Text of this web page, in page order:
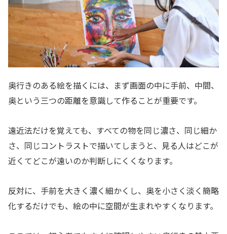
奥行きのある絵を描くには、まず画面の中に手前、中間、
奥という三つの距離を意識して作ることが重要です。
遠近法だけを覚えても、すべての物を同じ濃さ、同じ細か
さ、同じコントラストで描いてしまうと、見る人はどこが
近くてどこが遠いのか判断しにくくなります。
反対に、手前を大きく濃く細かくし、奥を小さく淡く簡略
化するだけでも、絵の中に空間が生まれやすくなります。